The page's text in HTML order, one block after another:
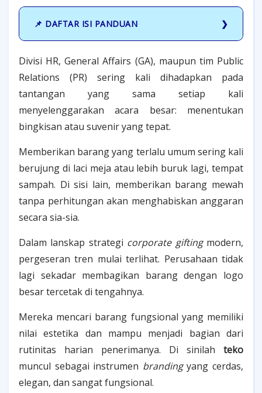
📌 DAFTAR ISI PANDUAN
Divisi HR, General Affairs (GA), maupun tim Public
Relations (PR) sering kali dihadapkan pada
tantangan yang sama setiap kali
menyelenggarakan acara besar: menentukan
bingkisan atau suvenir yang tepat.
Memberikan barang yang terlalu umum sering kali
berujung di laci meja atau lebih buruk lagi, tempat
sampah. Di sisi lain, memberikan barang mewah
tanpa perhitungan akan menghabiskan anggaran
secara sia-sia.
Dalam lanskap strategi corporate giftingmodern,
pergeseran tren mulai terlihat. Perusahaan tidak
lagi sekadar membagikan barang dengan logo
besar tercetak di tengahnya.
Mereka mencari barang fungsional yang memiliki
nilai estetika dan mampu menjadi bagian dari
rutinitas harian penerimanya. Di sinilah teko
muncul sebagai instrumen brandingyang cerdas,
elegan, dan sangat fungsional.